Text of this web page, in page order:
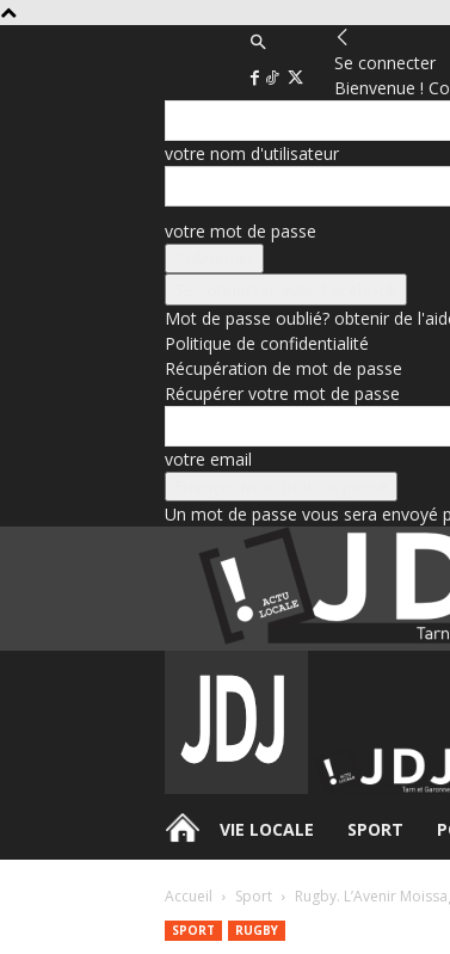
Se connecter
Bienvenue !
votre nom d'utilisateur
votre mot de passe
Mot de passe oublié? obtenir de
Politique de confidentialité
Récupération de mot de passe
Récupérer votre mot de passe
votre email
Un mot de passe vous sera envoyé
. VIE LOCALE SPORT
Accueil Sport Rugby. L’Avenir
SPORT RUGBY